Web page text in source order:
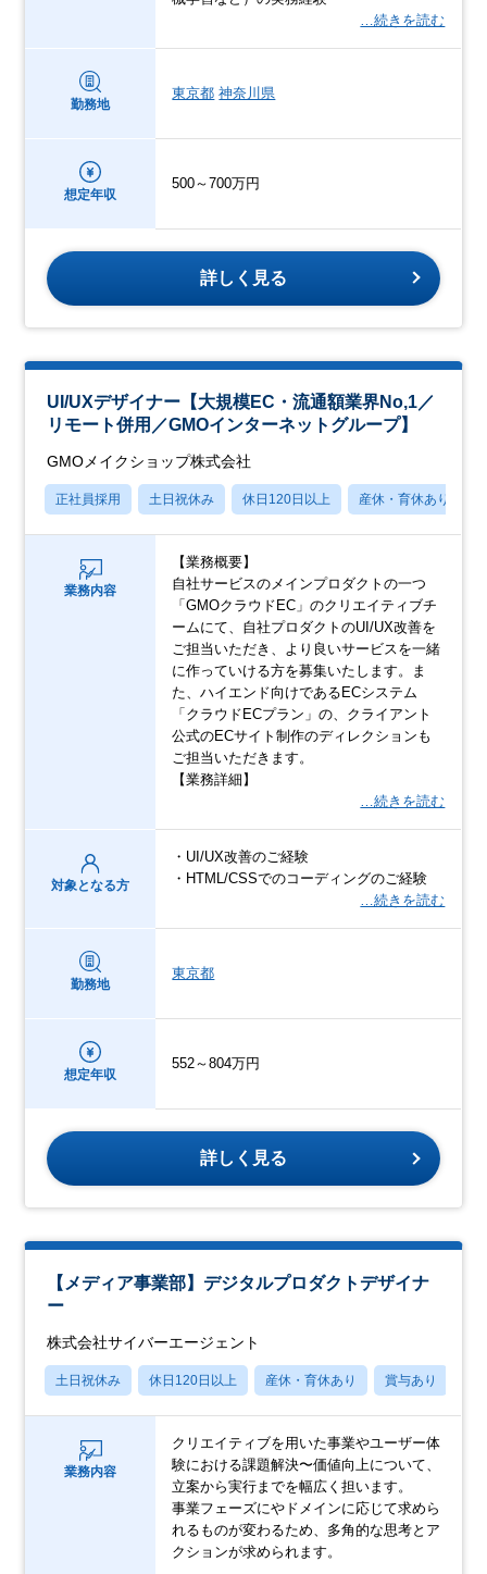
…続きを読む
勤務地
東京都 神奈川県
想定年収
500～700万円
詳しく見る
UI/UXデザイナー【大規模EC・流通額業界No,1／
リモート併用／GMOインターネットグループ】
GMOメイクショップ株式会社
正社員採用 土日祝休み 休日120日以上 産休・育休あり
業務内容
【業務概要】
自社サービスのメインプロダクトの一つ
「GMOクラウドEC」のクリエイティブチ
ームにて、自社プロダクトのUI/UX改善を
ご担当いただき、より良いサービスを一緒
に作っていける方を募集いたします。ま
た、ハイエンド向けであるECシステム
「クラウドECプラン」の、クライアント
公式のECサイト制作のディレクションも
ご担当いただきます。
【業務詳細】
…続きを読む
対象となる方
・UI/UX改善のご経験
・HTML/CSSでのコーディングのご経験
…続きを読む
勤務地
東京都
想定年収
552～804万円
詳しく見る
【メディア事業部】デジタルプロダクトデザイナ
ー
株式会社サイバーエージェント
土日祝休み 休日120日以上 産休・育休あり 賞与あり
業務内容
クリエイティブを用いた事業やユーザー体
験における課題解決〜価値向上について、
立案から実行までを幅広く担います。
事業フェーズにやドメインに応じて求めら
れるものが変わるため、多角的な思考とア
クションが求められます。